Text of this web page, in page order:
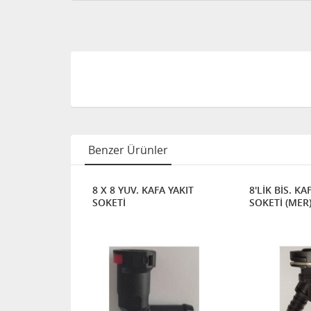
Benzer Ürünler
8 X 8 YUV. KAFA YAKIT
SOKETİ
8'LİK BİS.
SOKETİ (MER)